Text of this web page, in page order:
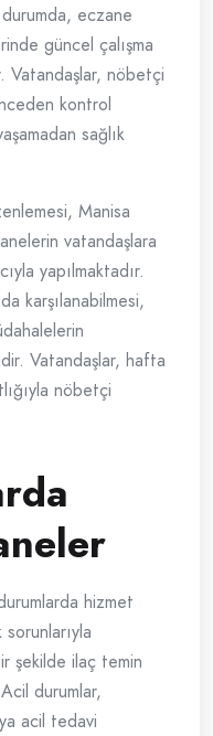
eczane
güncel çalışma
Vatandaşlar, nöbetçi
kontrol
sağlık
Manisa
vatandaşlara
yapılmaktadır.
karşılanabilmesi,
Vatandaşlar, hafta
nöbetçi
hizmet
şekilde ilaç temin
durumlar,
acil tedavi